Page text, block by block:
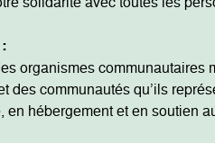
organismes communautaires
des communautés qu’ils
en hébergement et en soutien